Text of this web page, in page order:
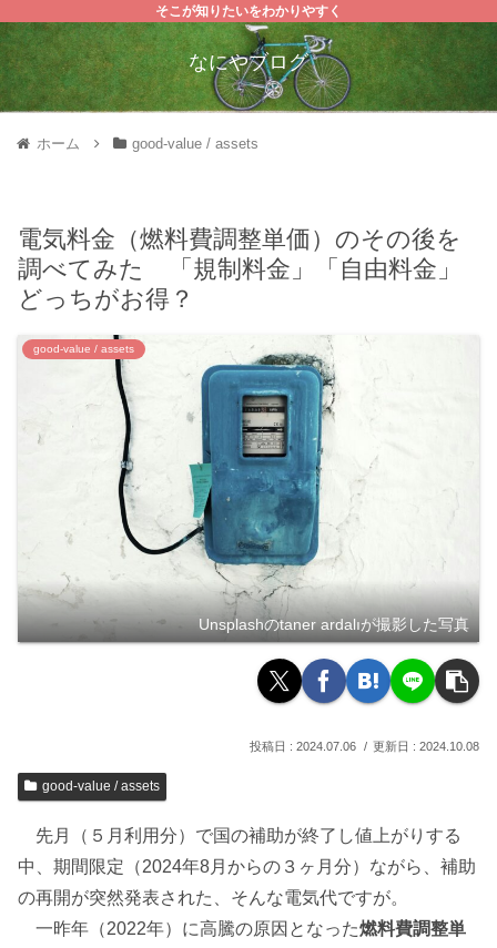
そこが知りたいをわかりやすく
なにやブログ
ホーム good-value / assets
電気料金（燃料費調整単価）のその後を
調べてみた 「規制料金」「自由料金」
どっちがお得？
good-value / assets
Unsplashのtaner ardalıが撮影した写真
2024.07.06 2024.10.08
good-value / assets
先月（５月利用分）で国の補助が終了し値上がりする
中、期間限定（2024年8月からの３ヶ月分）ながら、補助
の再開が突然発表された、そんな電気代ですが。
一昨年（2022年）に高騰の原因となった燃料費調整単